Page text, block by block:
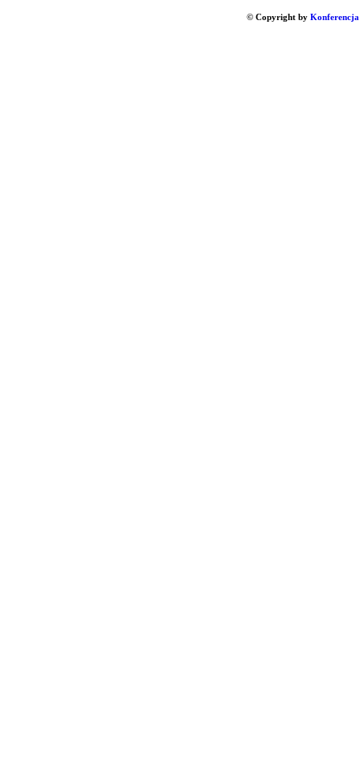
© Copyright by Konferencja